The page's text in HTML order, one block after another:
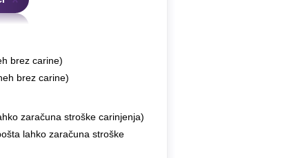
brez carine)
brez carine)
zaračuna stroške carinjenja)
lahko zaračuna stroške